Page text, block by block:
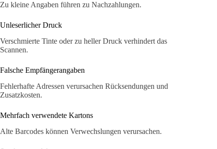
Zu kleine Angaben führen zu Nachzahlungen.
Unleserlicher Druck
Verschmierte Tinte oder zu heller Druck verhindert das
Scannen.
Falsche Empfängerangaben
Fehlerhafte Adressen verursachen Rücksendungen und
Zusatzkosten.
Mehrfach verwendete Kartons
Alte Barcodes können Verwechslungen verursachen.